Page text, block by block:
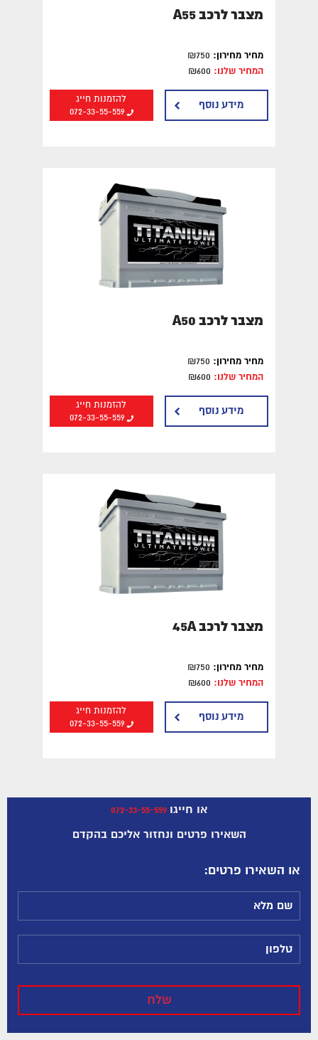
מצבר לרכב A55
מחיר מחירון:
המחיר שלנו:
להזמנות חייג
072-33-55-559
מידע נוסף
מצבר לרכב A50
מחיר מחירון:
המחיר שלנו:
להזמנות חייג
072-33-55-559
מידע נוסף
מצבר לרכב 45A
מחיר מחירון:
המחיר שלנו:
להזמנות חייג
072-33-55-559
מידע נוסף
או חייגו
השאירו פרטים ונחזור אליכם בהקדם
:או השאירו פרטים